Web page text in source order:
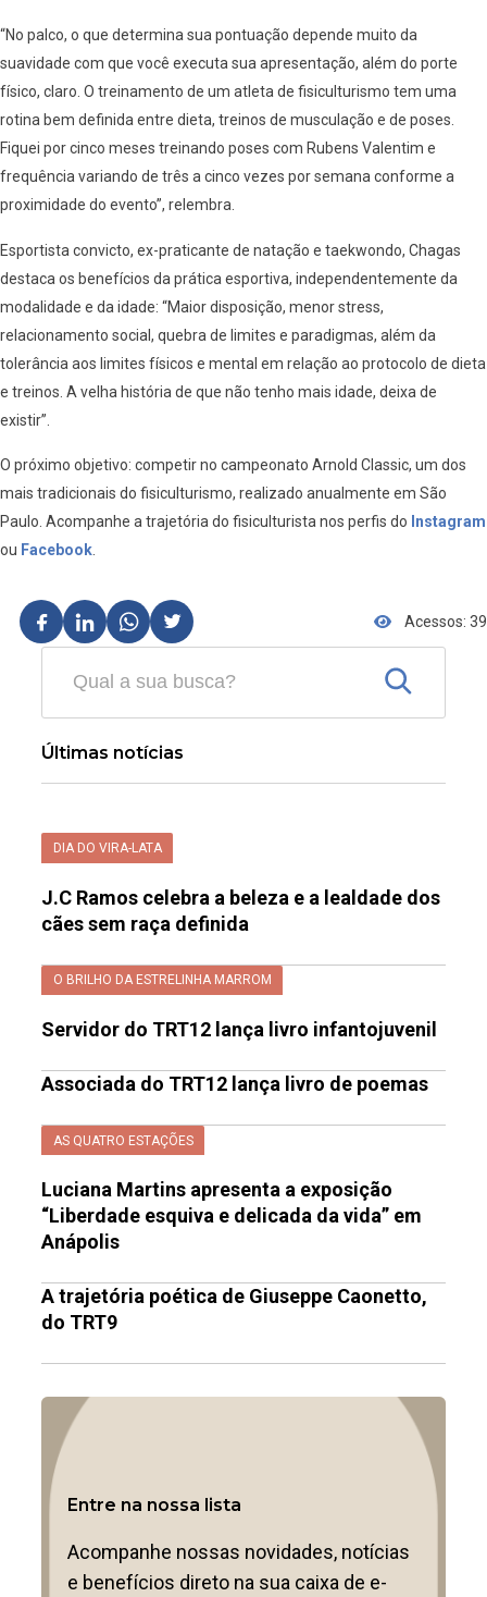
“No palco, o que determina sua pontuação depende muito da
suavidade com que você executa sua apresentação, além do porte
físico, claro. O treinamento de um atleta de fisiculturismo tem uma
rotina bem definida entre dieta, treinos de musculação e de poses.
Fiquei por cinco meses treinando poses com Rubens Valentim e
frequência variando de três a cinco vezes por semana conforme a
proximidade do evento”, relembra.
Esportista convicto, ex-praticante de natação e taekwondo, Chagas
destaca os benefícios da prática esportiva, independentemente da
modalidade e da idade: “Maior disposição, menor stress,
relacionamento social, quebra de limites e paradigmas, além da
tolerância aos limites físicos e mental em relação ao protocolo de dieta
e treinos. A velha história de que não tenho mais idade, deixa de
existir”.
O próximo objetivo: competir no campeonato Arnold Classic, um dos
mais tradicionais do fisiculturismo, realizado anualmente em São
Paulo. Acompanhe a trajetória do fisiculturista nos perfis do Instagram
ou Facebook.
Acessos: 39
Últimas notícias
DIA DO VIRA-LATA
J.C Ramos celebra a beleza e a lealdade dos
cães sem raça definida
O BRILHO DA ESTRELINHA MARROM
Servidor do TRT12 lança livro infantojuvenil
Associada do TRT12 lança livro de poemas
AS QUATRO ESTAÇÕES
Luciana Martins apresenta a exposição
“Liberdade esquiva e delicada da vida” em
Anápolis
A trajetória poética de Giuseppe Caonetto,
do TRT9
Entre na nossa lista
Acompanhe nossas novidades, notícias
e benefícios direto na sua caixa de e-